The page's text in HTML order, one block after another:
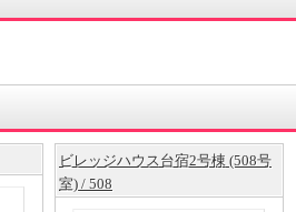
ビレッジハウス台宿2号棟 (508号
室) / 508